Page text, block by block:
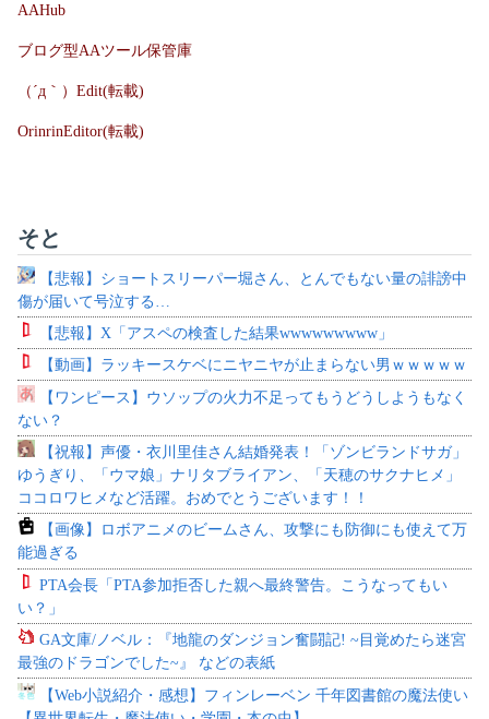
AAHub
ブログ型AAツール保管庫
（´д｀）Edit(転載)
OrinrinEditor(転載)
そと
【悲報】ショートスリーパー堀さん、とんでもない量の誹謗中
傷が届いて号泣する…
【悲報】X「アスペの検査した結果wwwwwwwww」
【動画】ラッキースケベにニヤニヤが止まらない男ｗｗｗｗｗ
【ワンピース】ウソップの火力不足ってもうどうしようもなく
ない？
【祝報】声優・衣川里佳さん結婚発表！「ゾンビランドサガ」
ゆうぎり、「ウマ娘」ナリタブライアン、「天穂のサクナヒメ」
ココロワヒメなど活躍。おめでとうございます！！
【画像】ロボアニメのビームさん、攻撃にも防御にも使えて万
能過ぎる
PTA会長「PTA参加拒否した親へ最終警告。こうなってもい
い？」
GA文庫/ノベル：『地龍のダンジョン奮闘記! ~目覚めたら迷宮
最強のドラゴンでした~』 などの表紙
【Web小説紹介・感想】フィンレーベン 千年図書館の魔法使い